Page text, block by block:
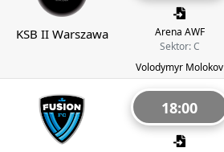
KSB II Warszawa
Arena AWF
Sektor: C
Volodymyr Molokov
18:00